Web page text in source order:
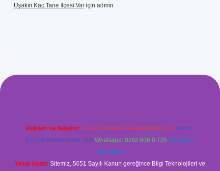
Uşakın Kaç Tane Ilçesi Var için admin
giriş
Reklam ve İletişim: E-mail: backlinkpaneli@gmail.com Teams:
forumhizmeti@gmail.com Whatsapp: 0262 606 0 726 Telegram:
@karabul
Yasal Uyarı: Sitemiz, 5651 Sayılı Kanun gereğince Bilgi Teknolojileri ve